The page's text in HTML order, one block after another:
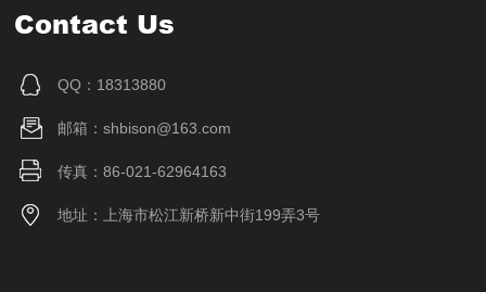
Contact Us
QQ：18313880
邮箱：shbison@163.com
传真：86-021-62964163
地址：上海市松江新桥新中街199弄3号